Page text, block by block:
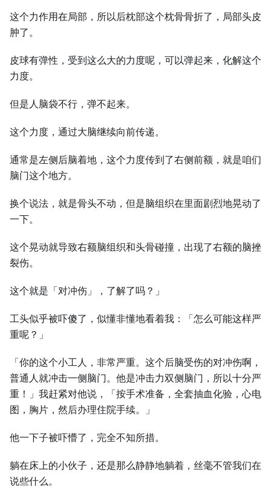
这个力作用在局部，所以后枕部这个枕骨骨折了，局部头皮
肿了。
皮球有弹性，受到这么大的力度呢，可以弹起来，化解这个
力度。
但是人脑袋不行，弹不起来。
这个力度，通过大脑继续向前传递。
通常是左侧后脑着地，这个力度传到了右侧前额，就是咱们
脑门这个地方。
换个说法，就是骨头不动，但是脑组织在里面剧烈地晃动了
一下。
这个晃动就导致右额脑组织和头骨碰撞，出现了右额的脑挫
裂伤。
这个就是「对冲伤」，了解了吗？」
工头似乎被吓傻了，似懂非懂地看着我：「怎么可能这样严
重呢？」
「你的这个小工人，非常严重。这个后脑受伤的对冲伤啊，
普通人就冲击一侧脑门。他是冲击力双侧脑门，所以十分严
重！」我赶紧对他说，「按手术准备，全套抽血化验，心电
图，胸片，然后办理住院手续。」
他一下子被吓懵了，完全不知所措。
躺在床上的小伙子，还是那么静静地躺着，丝毫不管我们在
说些什么。